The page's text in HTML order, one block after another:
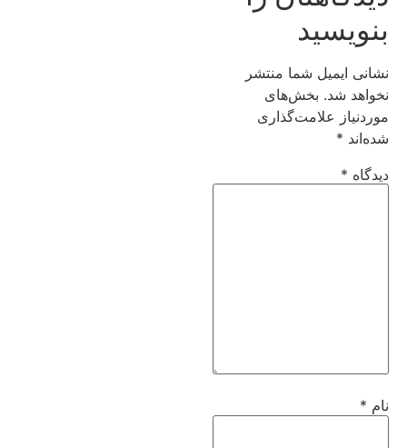
بنویسید
نشانی ایمیل شما منتشر
نخواهد شد. بخش‌های
موردنیاز علامت‌گذاری
شده‌اند *
دیدگاه *
نام *